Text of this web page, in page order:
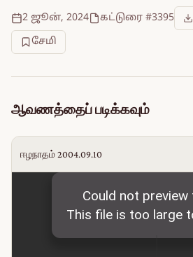
2 ஜூன், 2024 கட்டுரை #3395
சேமி
ஆவணத்தைப் படிக்கவும்
ஈழநாதம் 2004.09.10